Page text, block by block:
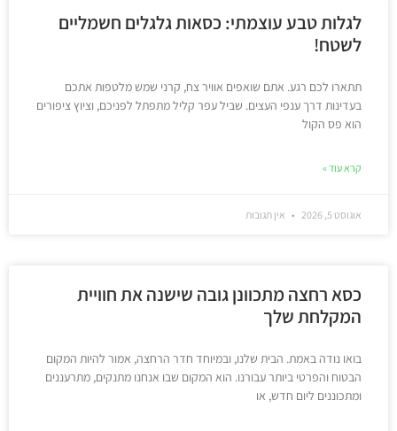
לגלות טבע עוצמתי: כסאות גלגלים חשמליים
לשטח!
תתארו לכם רגע. אתם שואפים אוויר צח, קרני שמש מלטפות אתכם
בעדינות דרך ענפי העצים. שביל עפר קליל מתפתל לפניכם, וציוץ ציפורים
הוא פס הקול
קרא עוד »
אוגוסט 5, 2026 אין תגובות
כסא רחצה מתכוונן גובה שישנה את חוויית
המקלחת שלך
בואו נודה באמת. הבית שלנו, ובמיוחד חדר הרחצה, אמור להיות המקום
הבטוח והפרטי ביותר עבורנו. הוא המקום שבו אנחנו מתנקים, מתרעננים
ומתכוננים ליום חדש, או